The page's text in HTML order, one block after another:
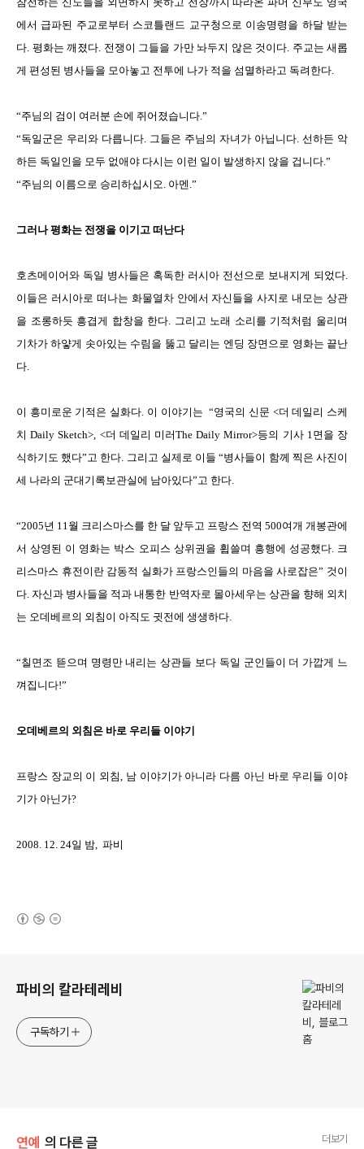
에서 급파된 주교로부터 스코틀랜드 교구청으로 이송명령을 하달 받는
다. 평화는 깨졌다. 전쟁이 그들을 가만 놔두지 않은 것이다. 주교는 새롭
게 편성된 병사들을 모아놓고 전투에 나가 적을 섬멸하라고 독려한다.
“주님의 검이 여러분 손에 쥐어졌습니다.”
“독일군은 우리와 다릅니다. 그들은 주님의 자녀가 아닙니다. 선하든 악
하든 독일인을 모두 없애야 다시는 이런 일이 발생하지 않을 겁니다.”
“주님의 이름으로 승리하십시오. 아멘.”
그러나 평화는 전쟁을 이기고 떠난다
호츠메이어와 독일 병사들은 혹독한 러시아 전선으로 보내지게 되었다.
이들은 러시아로 떠나는 화물열차 안에서 자신들을 사지로 내모는 상관
을 조롱하듯 흥겹게 합창을 한다. 그리고 노래 소리를 기적처럼 울리며
기차가 하얗게 솟아있는 수림을 뚫고 달리는 엔딩 장면으로 영화는 끝난
다.
이 흥미로운 기적은 실화다. 이 이야기는 “영국의 신문 <더 데일리 스케
치 Daily Sketch>, <더 데일리 미러The Daily Mirror>등의 기사 1면을 장
식하기도 했다”고 한다. 그리고 실제로 이들 “병사들이 함께 찍은 사진이
세 나라의 군대기록보관실에 남아있다”고 한다.
“2005년 11월 크리스마스를 한 달 앞두고 프랑스 전역 500여개 개봉관에
서 상영된 이 영화는 박스 오피스 상위권을 휩쓸며 흥행에 성공했다. 크
리스마스 휴전이란 감동적 실화가 프랑스인들의 마음을 사로잡은” 것이
다. 자신과 병사들을 적과 내통한 반역자로 몰아세우는 상관을 향해 외치
는 오데베르의 외침이 아직도 귓전에 생생하다.
“칠면조 뜯으며 명령만 내리는 상관들 보다 독일 군인들이 더 가깝게 느
껴집니다!”
오데베르의 외침은 바로 우리들 이야기
프랑스 장교의 이 외침, 남 이야기가 아니라 다름 아닌 바로 우리들 이야
기가 아닌가?
2008. 12. 24일 밤, 파비
파비의 칼라테레비
구독하기
연예 의 다른 글 더보기